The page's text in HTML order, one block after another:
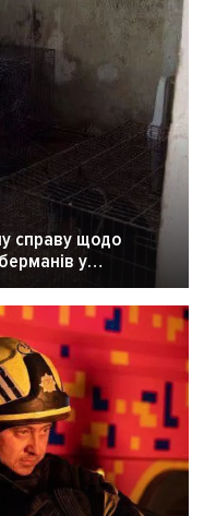
справу щодо
у